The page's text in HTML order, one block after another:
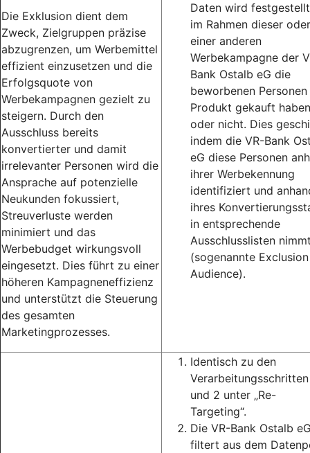
Die Exklusion dient dem
Zweck, Zielgruppen präzise
abzugrenzen, um Werbemittel
effizient einzusetzen und die
Erfolgsquote von
Werbekampagnen gezielt zu
steigern. Durch den
Ausschluss bereits
konvertierter und damit
irrelevanter Personen wird die
Ansprache auf potenzielle
Neukunden fokussiert,
Streuverluste werden
minimiert und das
Werbebudget wirkungsvoll
eingesetzt. Dies führt zu einer
höheren Kampagneneffizienz
und unterstützt die Steuerung
des gesamten
Marketingprozesses.
Daten wird
im Rahmen dieser oder
einer anderen
Werbekampagne der
Bank Ostalb eG die
beworbenen
Produkt gekauft haben
oder nicht. Dies
indem die VR-Bank
eG diese Personen
ihrer Werbekennung
identifiziert und
ihres
in entsprechende
Ausschlusslisten
(sogenannte Exclusion
Audience).
Identisch zu den
Verarbeitungsschritten
und 2 unter „Re-
Targeting“.
Die VR-Bank Ostalb
filtert aus dem